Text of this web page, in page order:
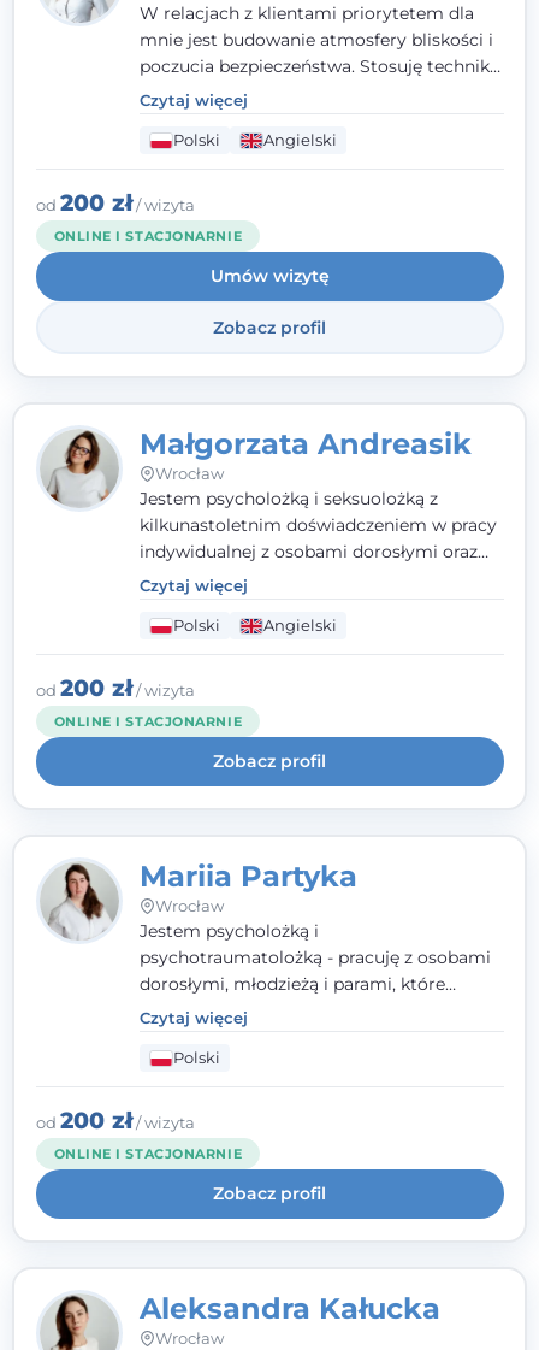
W relacjach z klientami priorytetem dla
mnie jest budowanie atmosfery bliskości i
poczucia bezpieczeństwa. Stosuję techniki
poznawczo-behawioralne oraz metody,
które koncentrują się na rozwiązaniach
(TSR). Te polegają na osiąganiu
zamierzonych celów (doprowadzeniu do
rozwiązania trudnych sytuacji) poprzez
identyfikowanie i wzmacnianie zasobów
oraz mocnych stron klienta. W swojej
pracy korzystam także z metod dialogu
motywacyjnego i treningu uważności.
Czytaj więcej
Polski Angielski
od 200 zł/ wizyta
ONLINE I STACJONARNIE
Umów wizytę
Zobacz profil
Małgorzata Andreasik
Wrocław
Jestem psycholożką i seksuolożką z
kilkunastoletnim doświadczeniem w pracy
indywidualnej z osobami dorosłymi oraz
parami. Specjalizuję się w obszarze zdrowia
seksualnego, żałoby, kryzysów życiowych i
wypalenia zawodowego. Pracuję w języku
polskim i angielskim, w podejściu
humanistycznym, opartym na
partnerstwie i podmiotowości klienta.
Czytaj więcej
Polski Angielski
od 200 zł/ wizyta
ONLINE I STACJONARNIE
Zobacz profil
Mariia Partyka
Wrocław
Jestem psycholożką i
psychotraumatolożką - pracuję z osobami
dorosłymi, młodzieżą i parami, które
doświadczają kryzysów psychicznych,
traumy, stanów lękowych i trudności
relacyjnych. W pracy kieruję się
uważnością, empatią i głębokim
szacunkiem dla indywidualnej historii
każdego człowieka. Jestem w trakcie
czteroletniej szkoły psychoterapii
poznawczo-behawioralnej
rekomendowanej przez PTTPB.
Czytaj więcej
Polski
od 200 zł/ wizyta
ONLINE I STACJONARNIE
Zobacz profil
Aleksandra Kałucka
Wrocław